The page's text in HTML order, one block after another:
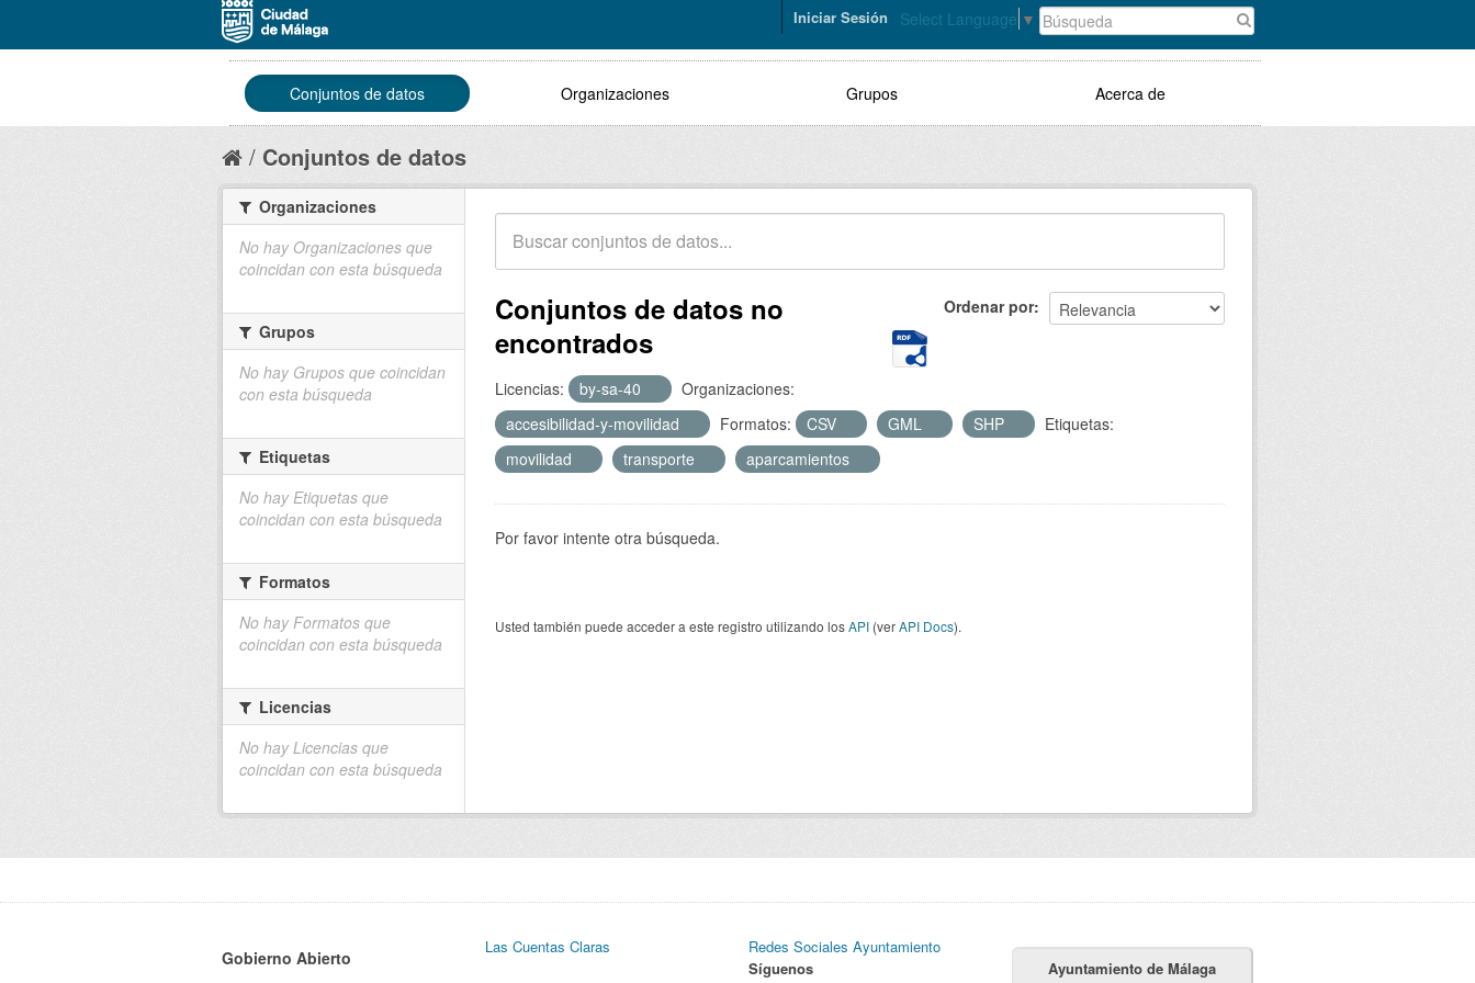
Select Language ▼
Iniciar Sesión
Conjuntos de datos Organizaciones Grupos Acerca de
Conjuntos de datos
Ordenar por
Conjuntos de datos no
encontrados
Licencias: by-sa-40
Organizaciones:
accesibilidad-y-movilidad
Formatos: CSV GML SHP
Etiquetas:
movilidad
transporte aparcamientos
Por favor intente otra búsqueda.
Usted también puede acceder a este registro utilizando losAPI (verAPI Docs).
Organizaciones
No hay Organizaciones que
coincidan con esta búsqueda
Grupos
No hay Grupos que coincidan
con esta búsqueda
Etiquetas
No hay Etiquetas que
coincidan con esta búsqueda
Formatos
No hay Formatos que
coincidan con esta búsqueda
Licencias
No hay Licencias que
coincidan con esta búsqueda
Gobierno Abierto
Las Cuentas Claras
Redes Sociales Ayuntamiento
Síguenos
Ayuntamiento de Málaga